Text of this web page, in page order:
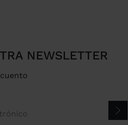
NEWSLETTER